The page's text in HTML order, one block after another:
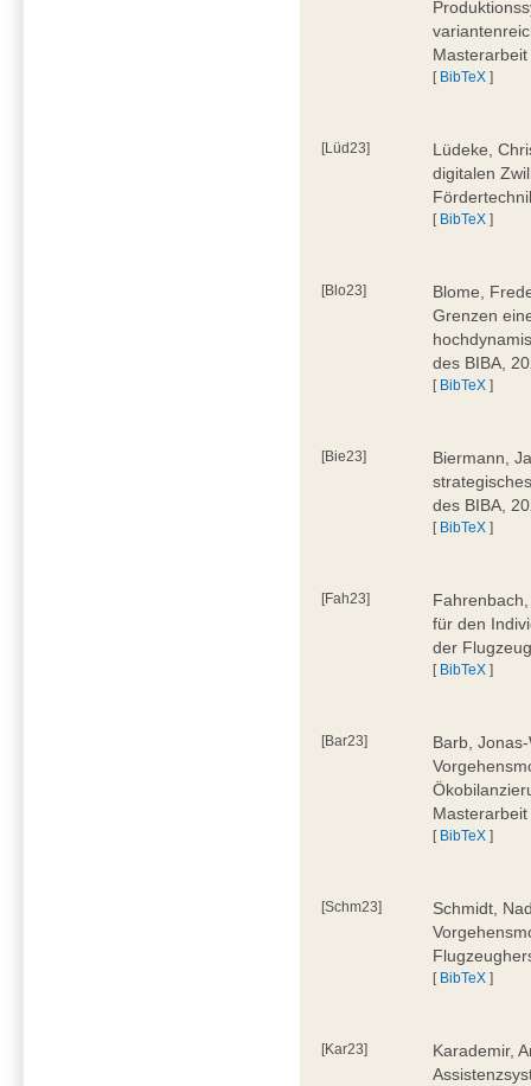
[ BibTeX ]
[Lüd23]
Lüdeke,
digitalen
[ BibTeX ]
[Blo23]
Blome,
Grenzen
des BIBA,
[ BibTeX ]
[Bie23]
Biermann,
des BIBA,
[ BibTeX ]
[Fah23]
für den
der
[ BibTeX ]
[Bar23]
Barb,
[ BibTeX ]
[Schm23]
Schmidt,
[ BibTeX ]
[Kar23]
Karademir,